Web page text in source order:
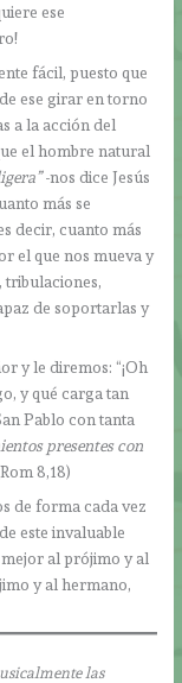
ese
fácil, puesto que
ese girar en torno
a la acción del
el hombre natural
-nos dice Jesús
más se
decir, cuanto más
el que nos mueva y
de soportarlas y
y le diremos: “¡Oh
y qué carga tan
Pablo con tanta
presentes con
8,18)
de forma cada vez
este invaluable
al prójimo y al
y al hermano,
las